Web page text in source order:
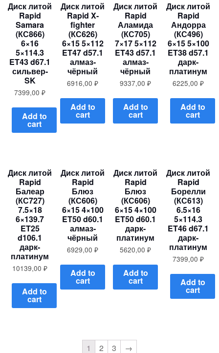
Диск литой
Rapid
Samara
(КС866)
6×16
5×114.3
ET43 d67.1
сильвер-
SK
7399,00₽
Add to
cart
Диск литой
Rapid X-
fighter
(КС626)
6×15 5×112
ET47 d57.1
алмаз-
чёрный
6916,00₽
Add to
cart
Диск литой
Rapid
Аламида
(КС705)
7×17 5×112
ET43 d57.1
алмаз-
чёрный
9337,00₽
Add to
cart
Диск литой
Rapid
Андорра
(КС496)
6×15 5×100
ET38 d57.1
дарк-
платинум
6225,00₽
Add to
cart
Диск литой
Rapid
Балеар
(КС727)
7.5×18
6×139.7
ET25
d106.1
дарк-
платинум
10139,00₽
Add to
cart
Диск литой
Rapid
Блюз
(КС606)
6×15 4×100
ET50 d60.1
алмаз-
чёрный
6929,00₽
Add to
cart
Диск литой
Rapid
Блюз
(КС606)
6×15 4×100
ET50 d60.1
дарк-
платинум
5620,00₽
Add to
cart
Диск литой
Rapid
Борелли
(КС613)
6.5×16
5×114.3
ET46 d67.1
дарк-
платинум
7399,00₽
Add to
cart
1 2 3 →